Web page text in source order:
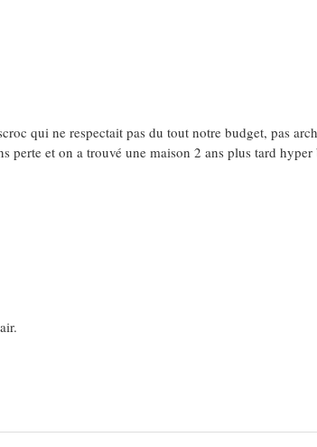
qui ne respectait pas du tout notre budget, pas
perte et on a trouvé une maison 2 ans plus tard hyper